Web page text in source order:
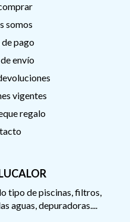
tipo de piscinas, filtros,
aguas, depuradoras....
somos
de pago
envío
vigentes
regalo